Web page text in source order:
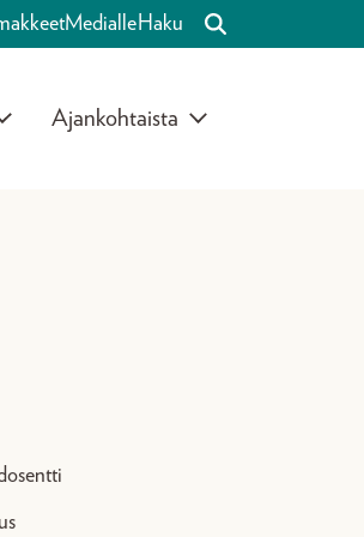
MedialleHaku
Ajankohtaista